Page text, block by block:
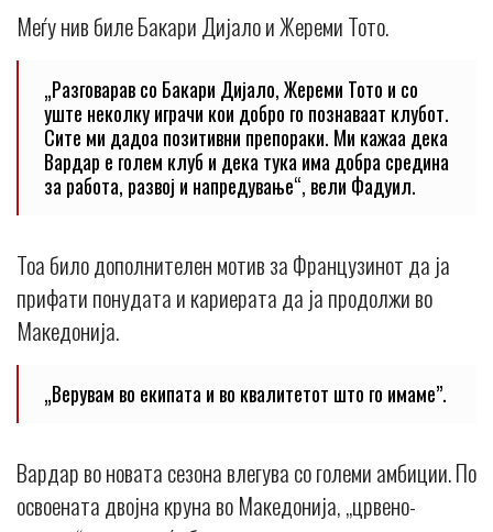
Меѓу нив биле Бакари Дијало и Жереми Тото.
„Разговарав со Бакари Дијало, Жереми Тото и со
уште неколку играчи кои добро го познаваат клубот.
Сите ми дадоа позитивни препораки. Ми кажаа дека
Вардар е голем клуб и дека тука има добра средина
за работа, развој и напредување“, вели Фадуил.
Тоа било дополнителен мотив за Французинот да ја
прифати понудата и кариерата да ја продолжи во
Македонија.
„Верувам во екипата и во квалитетот што го имаме”.
Вардар во новата сезона влегува со големи амбиции. По
освоената двојна круна во Македонија, „црвено-